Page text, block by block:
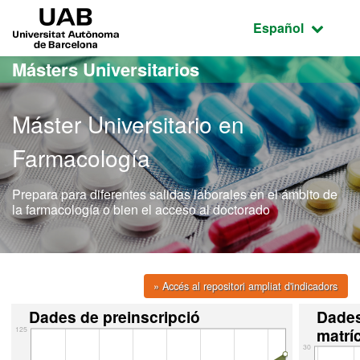
Acceso al contenido principal
Acceso a la navegación de la página
Idioma
Español
Másters Universitarios
Máster Universitario en
Farmacología
Prepara para diferentes salidas laborales en el ámbito de
la farmacología o bien el acceso al doctorado
» Accés al repositori ampliat d'indicadors
30
Dades de preinscripció
125